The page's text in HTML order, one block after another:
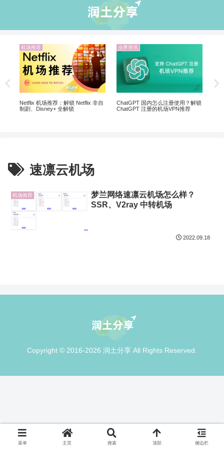
机场推荐
Netflix 机场推荐：解锁 Netflix 非自
制剧、Disney+ 全解锁
业界资讯
ChatGPT 国内怎么注册使用？解锁
ChatGPT 注册的机场VPN推荐
速凛云机场
机场推荐
梦兰网络速凛云机场怎么样？
SSR、V2ray 中转机场
2022.09.18
Copyright © 2016-2026 润土分享 All Rights Reserved.
菜单 主页 搜索 顶部 侧边栏